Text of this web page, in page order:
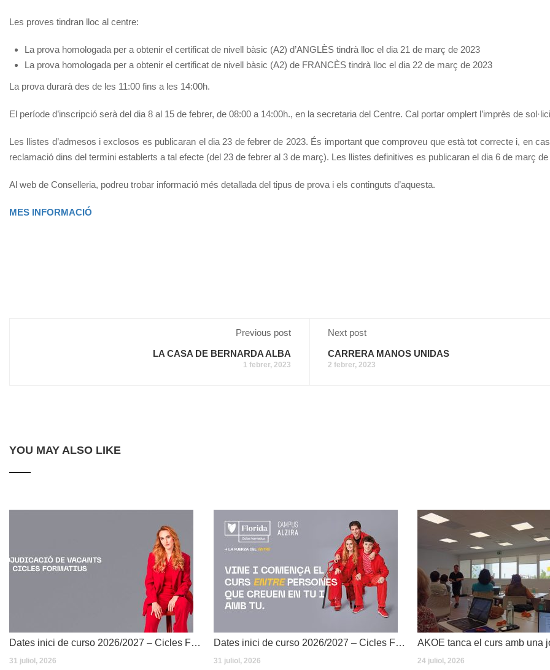
Les proves tindran lloc al centre:
La prova homologada per a obtenir el certificat de nivell bàsic (A2) d’ANGLÈS tindrà lloc el dia 21 de març de 2023
La prova homologada per a obtenir el certificat de nivell bàsic (A2) de FRANCÈS tindrà lloc el dia 22 de març de 2023
La prova durarà des de les 11:00 fins a les 14:00h.
El període d’inscripció serà del dia 8 al 15 de febrer, de 08:00 a 14:00h., en la secretaria del Centre. Cal portar omplert l’imprès de
Les llistes d’admesos i exclosos es publicaran el dia 23 de febrer de 2023. És important que comproveu que està tot correcte i, en
reclamació dins del termini establerts a tal efecte (del 23 de febrer al 3 de març). Les llistes definitives es publicaran el dia 6 de març de
Al web de Conselleria, podreu trobar informació més detallada del tipus de prova i els continguts d’aquesta.
MES INFORMACIÓ
Previous post
LA CASA DE BERNARDA ALBA
1 febrer, 2023
Next post
CARRERA MANOS UNIDAS
2 febrer, 2023
YOU MAY ALSO LIKE
Dates inici de curso 2026/2027 – Cicles Formatius
31 juliol, 2026
Dates inici de curso 2026/2027 – Cicles Formatius
31 juliol, 2026 24 juliol, 2026